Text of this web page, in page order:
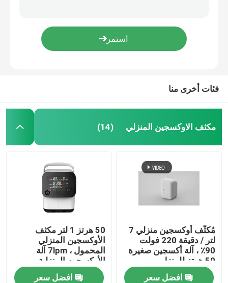
فئات أخرى منا
مكثف الاوكسجين المنزلي (14)
مُكثّف أوكسجين منزلي 7
لتر / دقيقة 220 فولت
90٪ ، آلة أكسجين صغيرة
50 هرتز للمنزل
افضل سعر
50 هرتز 1 لتر مكثف
الأوكسجين المنزلي
المحمول ، 7lpm آلة
الأوكسجين المنزلية
افضل سعر